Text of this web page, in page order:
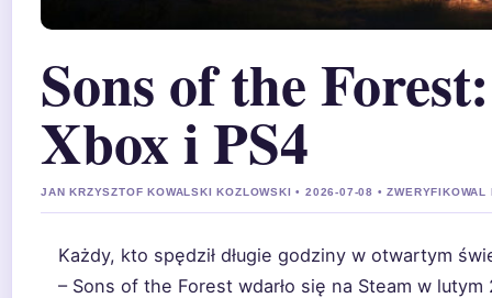
Sons of the
Xbox i PS4
JAN KRZYSZTOF KOWALSKI KOZLOWSKI • 2026-07-08 • ZWERYFIKOWAL
Każdy, kto spędził długie godziny w otwartym
– Sons of the Forest wdarło się na Steam w